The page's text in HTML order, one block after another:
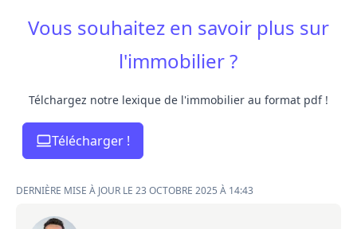
Vous souhaitez en savoir plus sur
l'immobilier ?
Télchargez notre lexique de l'immobilier au format pdf !
Télécharger !
DERNIÈRE MISE À JOUR LE 23 OCTOBRE 2025 À 14:43